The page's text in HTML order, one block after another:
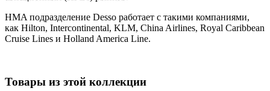
HMA подразделение Desso работает с такими компаниями,
как Hilton, Intercontinental, KLM, China Airlines, Royal Caribbean
Cruise Lines и Holland America Line.
Товары из этой коллекции